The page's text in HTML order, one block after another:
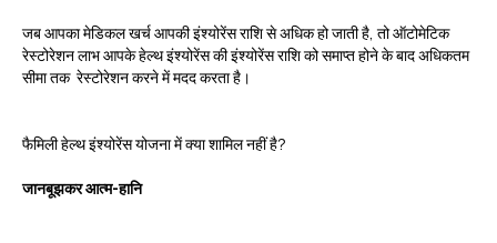
जब आपका मेडिकल खर्च आपकी इंश्योरेंस राशि से अधिक हो जाती है, तो ऑटोमेटिक
रेस्टोरेशन लाभ आपके हेल्थ इंश्योरेंस की इंश्योरेंस राशि को समाप्त होने के बाद अधिकतम
सीमा तक रेस्टोरेशन करने में मदद करता है।
फैमिली हेल्थ इंश्योरेंस योजना में क्या शामिल नहीं है?
जानबूझकर आत्म-हानि